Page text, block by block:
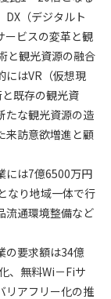
（デジタルト
ービスの変革と観
と観光資源の融合
にはVR（仮想現
既存の観光資
たな観光資源の造
来訪意欲増進と顧
には7億6500万円
なり地域一体で行
流通環境整備など
の要求額は34億
、無料Wi－Fiサ
リアフリー化の推
会あ本員、無料
のです。
ールは本規約の
更されることが
示した時点で直
手続きを完了
をした者が以下
合、その者の会